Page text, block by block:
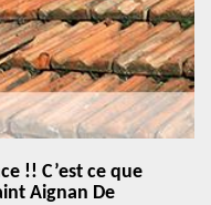
!! C’est ce que
Aignan De